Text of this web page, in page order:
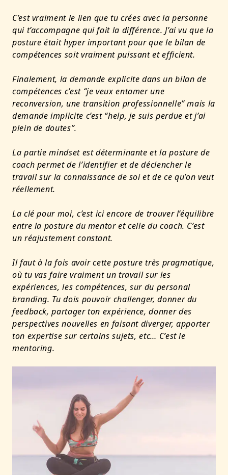
C’est vraiment le lien que tu crées avec la personne
qui t’accompagne qui fait la différence. J’ai vu que la
posture était hyper important pour que le bilan de
compétences soit vraiment puissant et efficient.
Finalement, la demande explicite dans un bilan de
compétences c’est “je veux entamer une
reconversion, une transition professionnelle” mais la
demande implicite c’est “help, je suis perdue et j’ai
plein de doutes”.
La partie mindset est déterminante et la posture de
coach permet de l’identifier et de déclencher le
travail sur la connaissance de soi et de ce qu’on veut
réellement.
La clé pour moi, c’est ici encore de trouver l’équilibre
entre la posture du mentor et celle du coach. C’est
un réajustement constant.
Il faut à la fois avoir cette posture très pragmatique,
où tu vas faire vraiment un travail sur les
expériences, les compétences, sur du personal
branding. Tu dois pouvoir challenger, donner du
feedback, partager ton expérience, donner des
perspectives nouvelles en faisant diverger, apporter
ton expertise sur certains sujets, etc… C’est le
mentoring.